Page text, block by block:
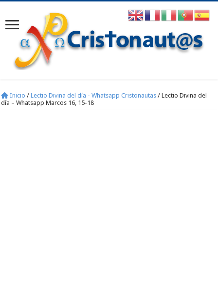
Inicio / Lectio Divina del día - Whatsapp Cristonautas / Lectio Divina del
día – Whatsapp Marcos 16, 15-18